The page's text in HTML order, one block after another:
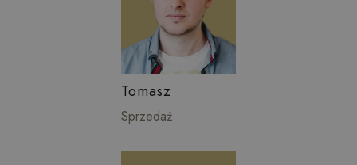
Tomasz
Sprzedaż